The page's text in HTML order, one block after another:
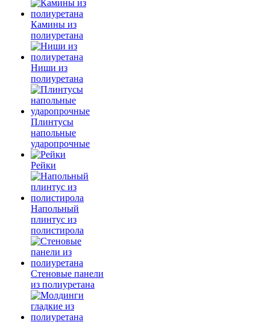
Камины из
полиуретана
Ниши из
полиуретана
Плинтусы
напольные
ударопрочные
Рейки
Напольный
плинтус из
полистирола
Стеновые панели
из полиуретана